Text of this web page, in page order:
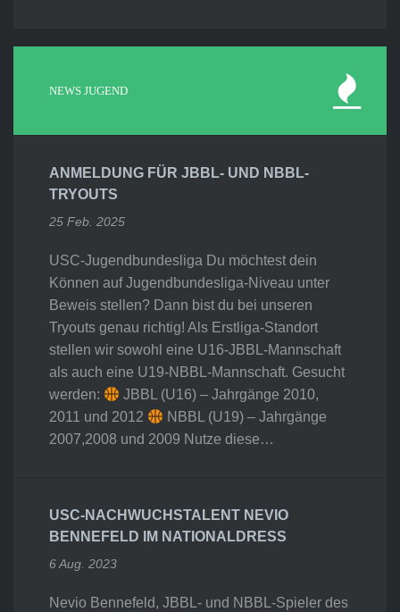
NEWS JUGEND
ANMELDUNG FÜR JBBL- UND NBBL-
TRYOUTS
25 Feb. 2025
USC-Jugendbundesliga Du möchtest dein
Können auf Jugendbundesliga-Niveau unter
Beweis stellen? Dann bist du bei unseren
Tryouts genau richtig! Als Erstliga-Standort
stellen wir sowohl eine U16-JBBL-Mannschaft
als auch eine U19-NBBL-Mannschaft. Gesucht
werden:
JBBL (U16) – Jahrgänge 2010,
2011 und 2012
NBBL (U19) – Jahrgänge
2007,2008 und 2009 Nutze diese…
USC-NACHWUCHSTALENT NEVIO
BENNEFELD IM NATIONALDRESS
6 Aug. 2023
Nevio Bennefeld, JBBL- und NBBL-Spieler des